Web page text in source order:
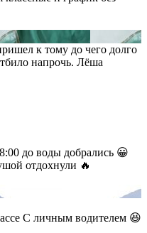
к тому до чего долго
напрочь. Лёша
до воды добрались 😀
отдохнули 🔥
С личным водителем 😆